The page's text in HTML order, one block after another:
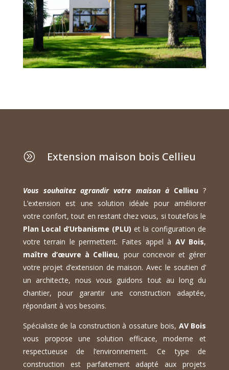
A Extension maison bois Cellieu
Vous souhaitez agrandir votre maison à Cellieu ?
L’extension est une solution idéale pour améliorer
votre confort, tout en restant chez vous, si toutefois le
Plan Local d’Urbanisme (PLU) et la configuration de
votre terrain le permettent. Faites appel à AV Bois,
maître d’œuvre à Cellieu, pour concevoir et gérer
votre projet d’extension de maison. Avec le soutien d’
un architecte, nous vous guidons tout au long du
chantier, pour garantir une construction adaptée,
répondant à vos besoins.
Spécialiste de la construction à ossature bois, AV Bois
vous propose une solution efficace, moderne et
respectueuse de l’environnement. Ce type de
construction est parfaitement adapté aux projets